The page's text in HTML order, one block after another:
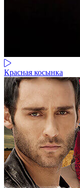
Красная косынка